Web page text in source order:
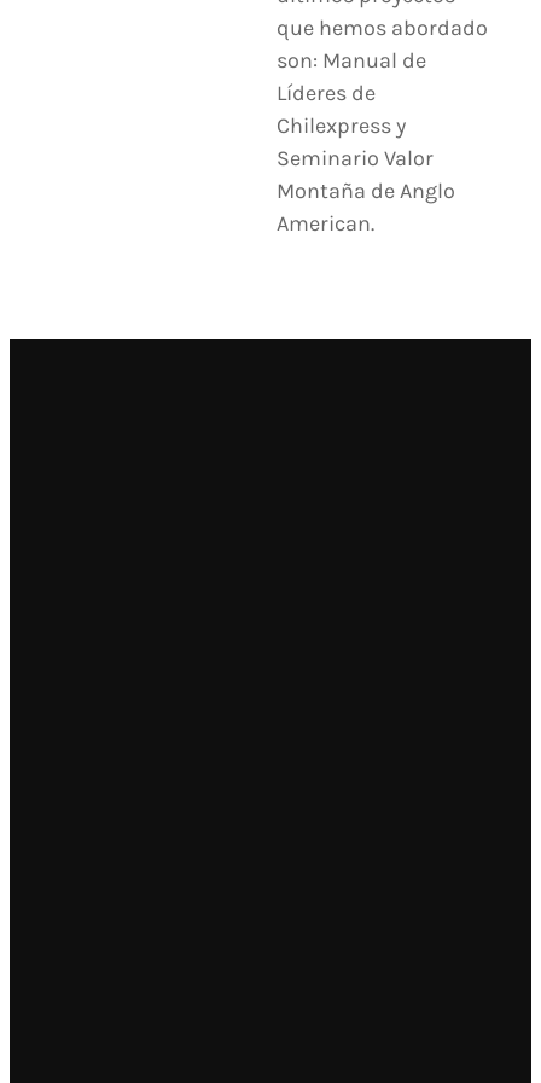
que hemos abordado
son: Manual de
Líderes de
Chilexpress y
Seminario Valor
Montaña de Anglo
American.